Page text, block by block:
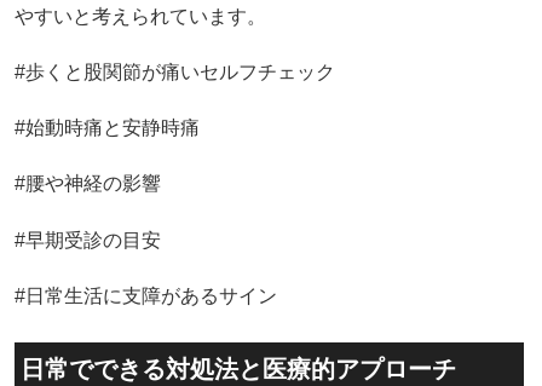
やすいと考えられています。
#歩くと股関節が痛いセルフチェック
#始動時痛と安静時痛
#腰や神経の影響
#早期受診の目安
#日常生活に支障があるサイン
日常でできる対処法と医療的アプローチ